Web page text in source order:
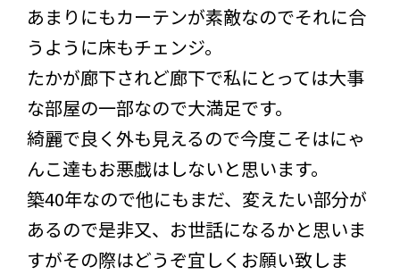
あまりにもカーテンが素敵なのでそれに合
うように床もチェンジ。
たかが廊下されど廊下で私にとっては大事
な部屋の一部なので大満足です。
綺麗で良く外も見えるので今度こそはにゃ
んこ達もお悪戯はしないと思います。
築40年なので他にもまだ、変えたい部分が
あるので是非又、お世話になるかと思いま
すがその際はどうぞ宜しくお願い致しま